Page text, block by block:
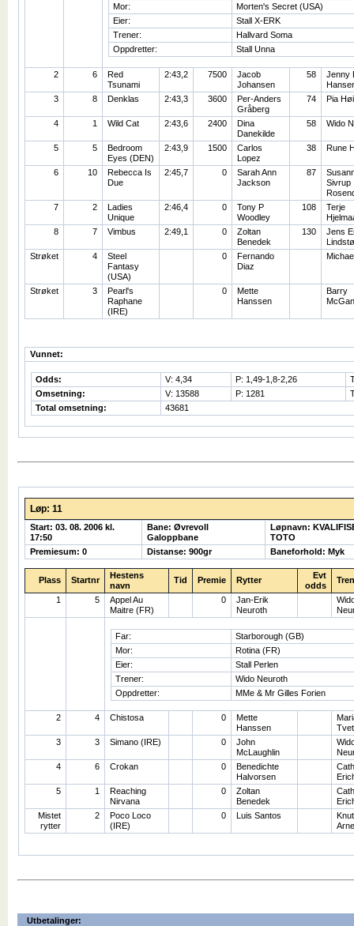
Mor:
Morten's Secret (USA)
Eier:
Stall X-ERK
Trener:
Hallvard Soma
Oppdretter:
Stall Unna
2 6
Red
Tsunami
2:43,2 7500
Jacob
Johansen
58
Jenny
3
8 Denklas 2:43,3 3600
Per-Anders
Gråberg
74 Pia
4 1 Wild Cat 2:43,6 2400
Dina
Danekilde
58 Wido
5 5
Bedroom
Eyes (DEN)
2:43,9 1500
Carlos
Lopez
38 Rune
6 10
Rebecca Is
Due
2:45,7 0
Sarah Ann
Jackson
87
Sivrup
7
2
Ladies
Unique
2:46,4 0
Tony P
Woodley
108
Terje
8
7 Vimbus 2:49,1 0
Zoltan
Benedek
130
Jens
Strøket
4
Steel
Fantasy
(USA)
0
Fernando
Diaz
Strøket 3
Pearl's
Raphane
(IRE)
0
Mette
Hanssen
Barry
Vunnet:
Odds: V: 4,34 P: 1,49-1,8-2,26
Omsetning:
V: 13588 P: 1281
Total omsetning:
43681
Løp: 11
Start: 03. 08. 2006 kl.
17:50
Bane: Øvrevoll
Galoppbane
Løpnavn:
TOTO
Premiesum: 0
Distanse: 900gr Baneforhold: Myk
Plass Startnr
Hestens
navn
Tid Premie Rytter
Evt
odds
1 5
Appel Au
Maitre (FR)
0
Jan-Erik
Neuroth
Far:
Starborough (GB)
Mor:
Rotina (FR)
Eier:
Stall Perlen
Trener:
Wido Neuroth
Oppdretter:
MMe & Mr Gilles Forien
2 4 Chistosa 0
Mette
Hanssen
3
3 Simano (IRE) 0
John
McLaughlin
4
6 Crokan 0
Benedichte
Halvorsen
5
1
Reaching
Nirvana
0
Zoltan
Benedek
Mistet
rytter
2
Poco Loco
(IRE)
0 Luis Santos
Utbetalinger: